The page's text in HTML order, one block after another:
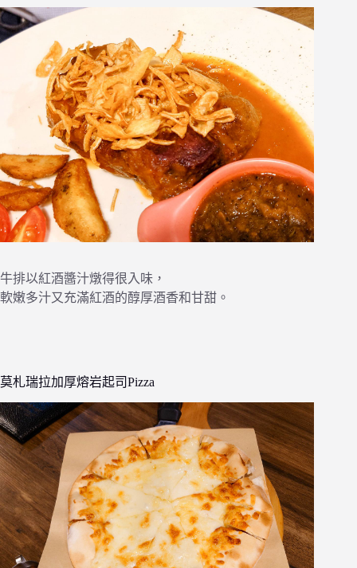
牛排以紅酒醬汁燉得很入味，
軟嫩多汁又充滿紅酒的醇厚酒香和甘甜。
莫札瑞拉加厚熔岩起司Pizza